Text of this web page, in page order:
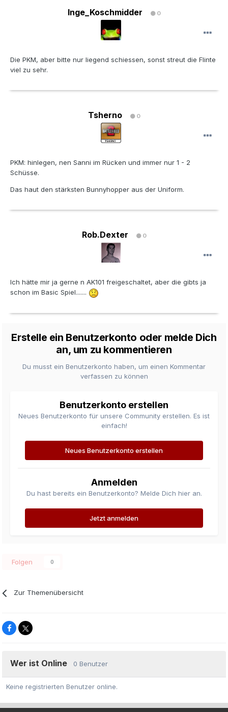
Inge_Koschmidder 0
Die PKM, aber bitte nur liegend schiessen, sonst streut die Flinte
viel zu sehr.
Tsherno 0
PKM: hinlegen, nen Sanni im Rücken und immer nur 1 - 2
Schüsse.
Das haut den stärksten Bunnyhopper aus der Uniform.
Rob.Dexter 0
Ich hätte mir ja gerne n AK101 freigeschaltet, aber die gibts ja
schon im Basic Spiel.......
Erstelle ein Benutzerkonto oder melde Dich
an, um zu kommentieren
Du musst ein Benutzerkonto haben, um einen Kommentar
verfassen zu können
Benutzerkonto erstellen
Neues Benutzerkonto für unsere Community erstellen. Es ist
einfach!
Neues Benutzerkonto erstellen
Anmelden
Du hast bereits ein Benutzerkonto? Melde Dich hier an.
Jetzt anmelden
Folgen 0
Zur Themenübersicht
Wer ist Online 0 Benutzer
Keine registrierten Benutzer online.